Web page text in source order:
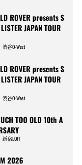
ROVER presents S
JAPAN TOUR
渋谷O-West
ROVER presents S
JAPAN TOUR
渋谷O-West
TOO OLD 10th A
新宿LOFT
2026